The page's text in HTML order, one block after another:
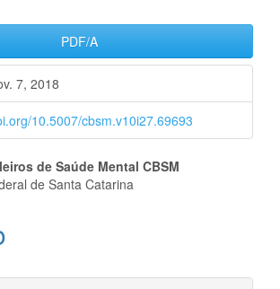
PDF/A
7, 2018
10.5007/cbsm.v10i27.69693
de Saúde Mental CBSM
de Santa Catarina